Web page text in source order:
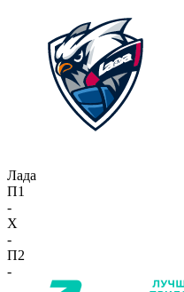
Лада
П1
-
X
-
П2
-